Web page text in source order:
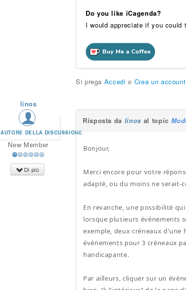
Do you like iCagenda?
I would appreciate if you
Si prega Accedi o Crea un account
linos
AUTORE DELLA DISCUSSIONE
New Member
Di più
Risposta da linos al topic
Bonjour,
Merci encore pour votre
adapté, ou du moins ne serait-
En revanche, une possibilité
lorsque plusieurs événements
exemple, deux créneaux d'une
événements pour 3 créneaux
handicapante.
Par ailleurs, cliquer sur un